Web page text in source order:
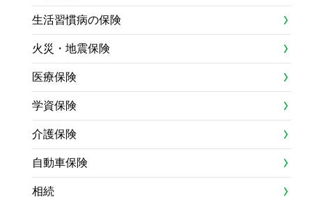
生活習慣病の保険
火災・地震保険
医療保険
学資保険
介護保険
自動車保険
相続